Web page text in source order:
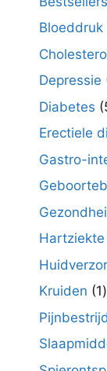
Bloeddruk
Depressie
Diabetes
Erectiele
Gastro-
Hartziekte
Kruiden 11